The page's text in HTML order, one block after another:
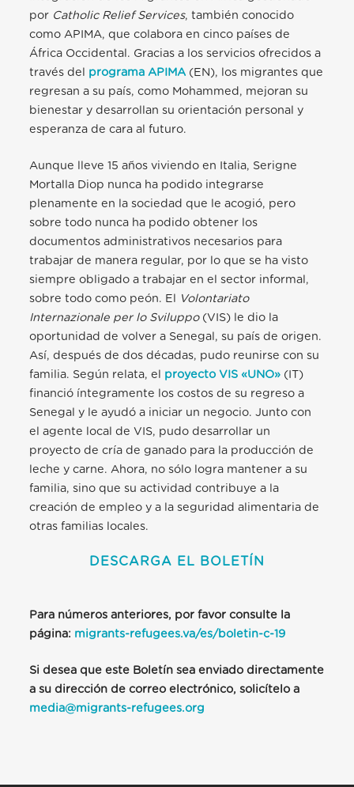
por Catholic Relief Services, también conocido
como APIMA, que colabora en cinco países de
África Occidental. Gracias a los servicios ofrecidos a
través del programa APIMA (EN), los migrantes que
regresan a su país, como Mohammed, mejoran su
bienestar y desarrollan su orientación personal y
esperanza de cara al futuro.
Aunque lleve 15 años viviendo en Italia, Serigne
Mortalla Diop nunca ha podido integrarse
plenamente en la sociedad que le acogió, pero
sobre todo nunca ha podido obtener los
documentos administrativos necesarios para
trabajar de manera regular, por lo que se ha visto
siempre obligado a trabajar en el sector informal,
sobre todo como peón. El
Volontariato
Internazionale per lo Sviluppo(VIS) le dio la
oportunidad de volver a Senegal, su país de origen.
Así, después de dos décadas, pudo reunirse con su
familia. Según relata, el proyecto VIS «UNO» (IT)
financió íntegramente los costos de su regreso a
Senegal y le ayudó a iniciar un negocio. Junto con
el agente local de VIS, pudo desarrollar un
proyecto de cría de ganado para la producción de
leche y carne. Ahora, no sólo logra mantener a su
familia, sino que su actividad contribuye a la
creación de empleo y a la seguridad alimentaria de
otras familias locales.
DESCARGA EL BOLETÍN
Para números anteriores, por favor consulte la
página: migrants-refugees.va/es/boletin-c-19
Si desea que este Boletín sea enviado directamente
a su dirección de correo electrónico, solicítelo a
media@migrants-refugees.org